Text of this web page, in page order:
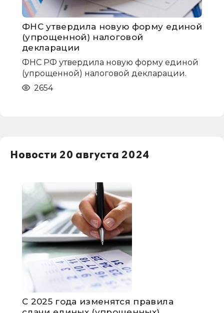
ФНС утвердила новую форму единой
(упрощенной) налоговой
декларации
ФНС РФ утвердила новую форму единой
(упрощенной) налоговой декларации.
2654
Новости 20 августа 2024
С 2025 года изменятся правила